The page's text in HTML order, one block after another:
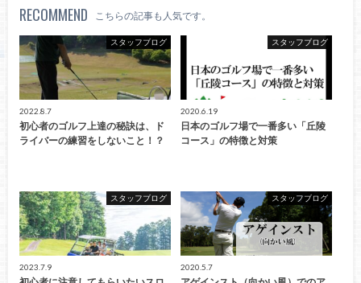
RECOMMEND こちらの記事も人気です。
スタッフブログ
2022.8.7
初心者のゴルフ上達の秘訣は、ド
ライバーの練習をしないこと！？
スタッフブログ
2020.6.19
日本のゴルフ場で一番多い「丘陵
コース」の特徴と対策
スタッフブログ
2023.7.9
スタッフブログ
2020.5.7